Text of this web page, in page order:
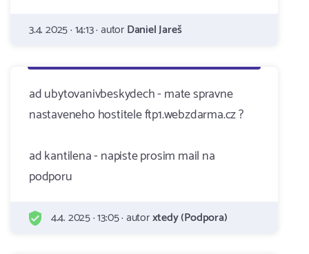
3.4. 2025 · 14:13 · autorDaniel Jareš
ad ubytovanivbeskydech - mate spravne
nastaveneho hostitele ftp1.webzdarma.cz ?
ad kantilena - napiste prosim mail na
podporu
4.4. 2025 · 13:05 · autorxtedy (Podpora)